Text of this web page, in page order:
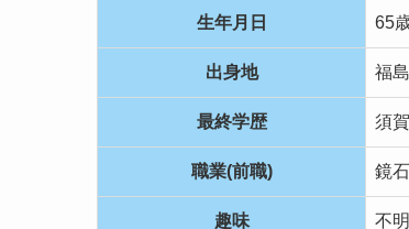
生年月日 65
出身地 福
最終学歴 須
職業(前職) 鏡
趣味 不明